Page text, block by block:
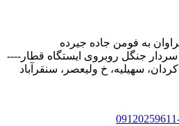
سراوان به فومن جاده جیرده
جنگل روبروی ایستگاه قطار----